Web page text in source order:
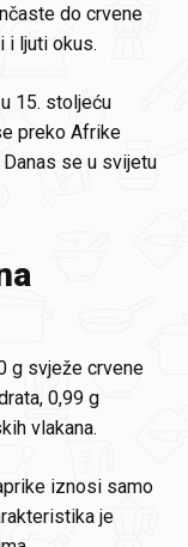
do crvene
i ljuti okus.
15. stoljeću
preko Afrike
se u svijetu
g svježe crvene
0,99 g
vlakana.
iznosi samo
je